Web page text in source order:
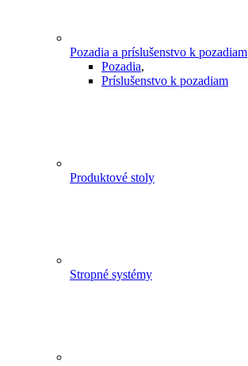
Pozadia a príslušenstvo k pozadiam
Pozadia,
Príslušenstvo k pozadiam
Produktové stoly
Stropné systémy